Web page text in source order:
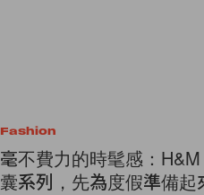
Fashion
毫不費力的時髦感：
囊系列，先為度假準備起